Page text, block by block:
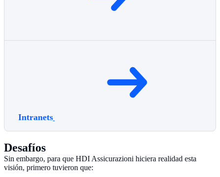
Intranets
Desafíos
Sin embargo, para que HDI Assicurazioni hiciera realidad esta
visión, primero tuvieron que: